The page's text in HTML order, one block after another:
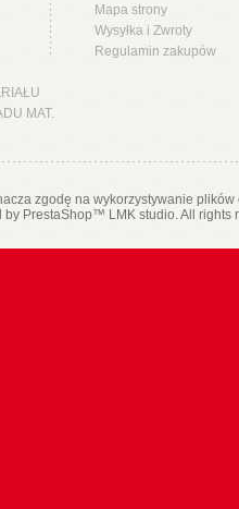
Mapa strony
Wysyłka i Zwroty
Regulamin zakupów
MAT.
zgodę na wykorzystywanie
by PrestaShop™ LMK studio. All rights